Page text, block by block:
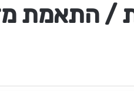
/ התאמת